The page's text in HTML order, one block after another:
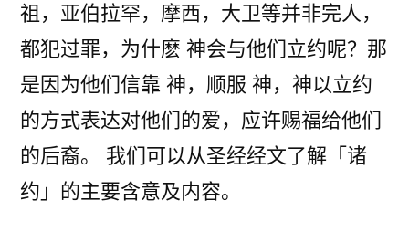
祖，亚伯拉罕，摩西，大卫等并非完人，
都犯过罪，为什麽 神会与他们立约呢？那
是因为他们信靠 神，顺服 神，神以立约
的方式表达对他们的爱，应许赐福给他们
的后裔。 我们可以从圣经经文了解「诸
约」的主要含意及内容。